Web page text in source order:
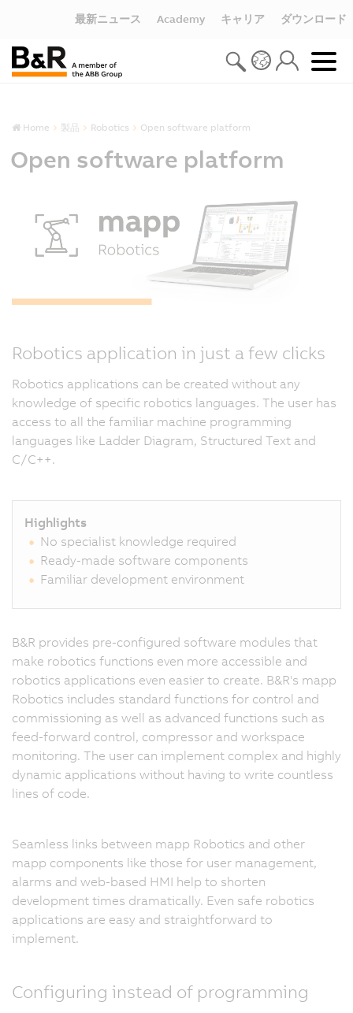
最新ニュース Academy キャリア ダウンロード
Home 製品 Robotics Open software platform
Open software platform
Robotics application in just a few clicks
Robotics applications can be created without any
knowledge of specific robotics languages. The user has
access to all the familiar machine programming
languages like Ladder Diagram, Structured Text and
C/C++.
Highlights
No specialist knowledge required
Ready-made software components
Familiar development environment
B&R provides pre-configured software modules that
make robotics functions even more accessible and
robotics applications even easier to create. B&R's mapp
Robotics includes standard functions for control and
commissioning as well as advanced functions such as
feed-forward control, compressor and workspace
monitoring. The user can implement complex and highly
dynamic applications without having to write countless
lines of code.
Seamless links between mapp Robotics and other
mapp components like those for user management,
alarms and web-based HMI help to shorten
development times dramatically. Even safe robotics
applications are easy and straightforward to
implement.
Configuring instead of programming